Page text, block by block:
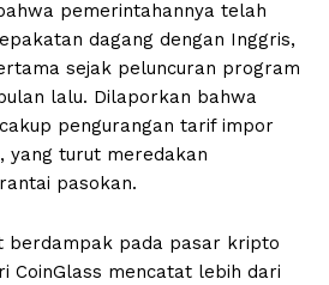
pemerintahannya telah
dagang dengan Inggris,
sejak peluncuran program
lalu. Dilaporkan bahwa
pengurangan tarif impor
yang turut meredakan
pasokan.
berdampak pada pasar kripto
CoinGlass mencatat lebih dari